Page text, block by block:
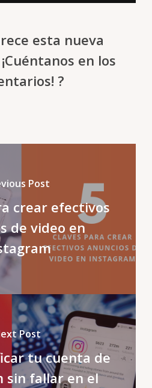
esta nueva
en los
?
Post
crear efectivos
de video en
Post
tu cuenta de
sin fallar en el